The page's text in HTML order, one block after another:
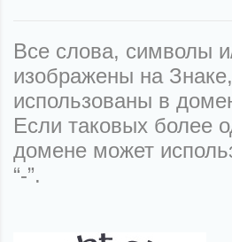
Все слова, символы
изображены на
использованы в
Если таковых более
домене может
“-”.